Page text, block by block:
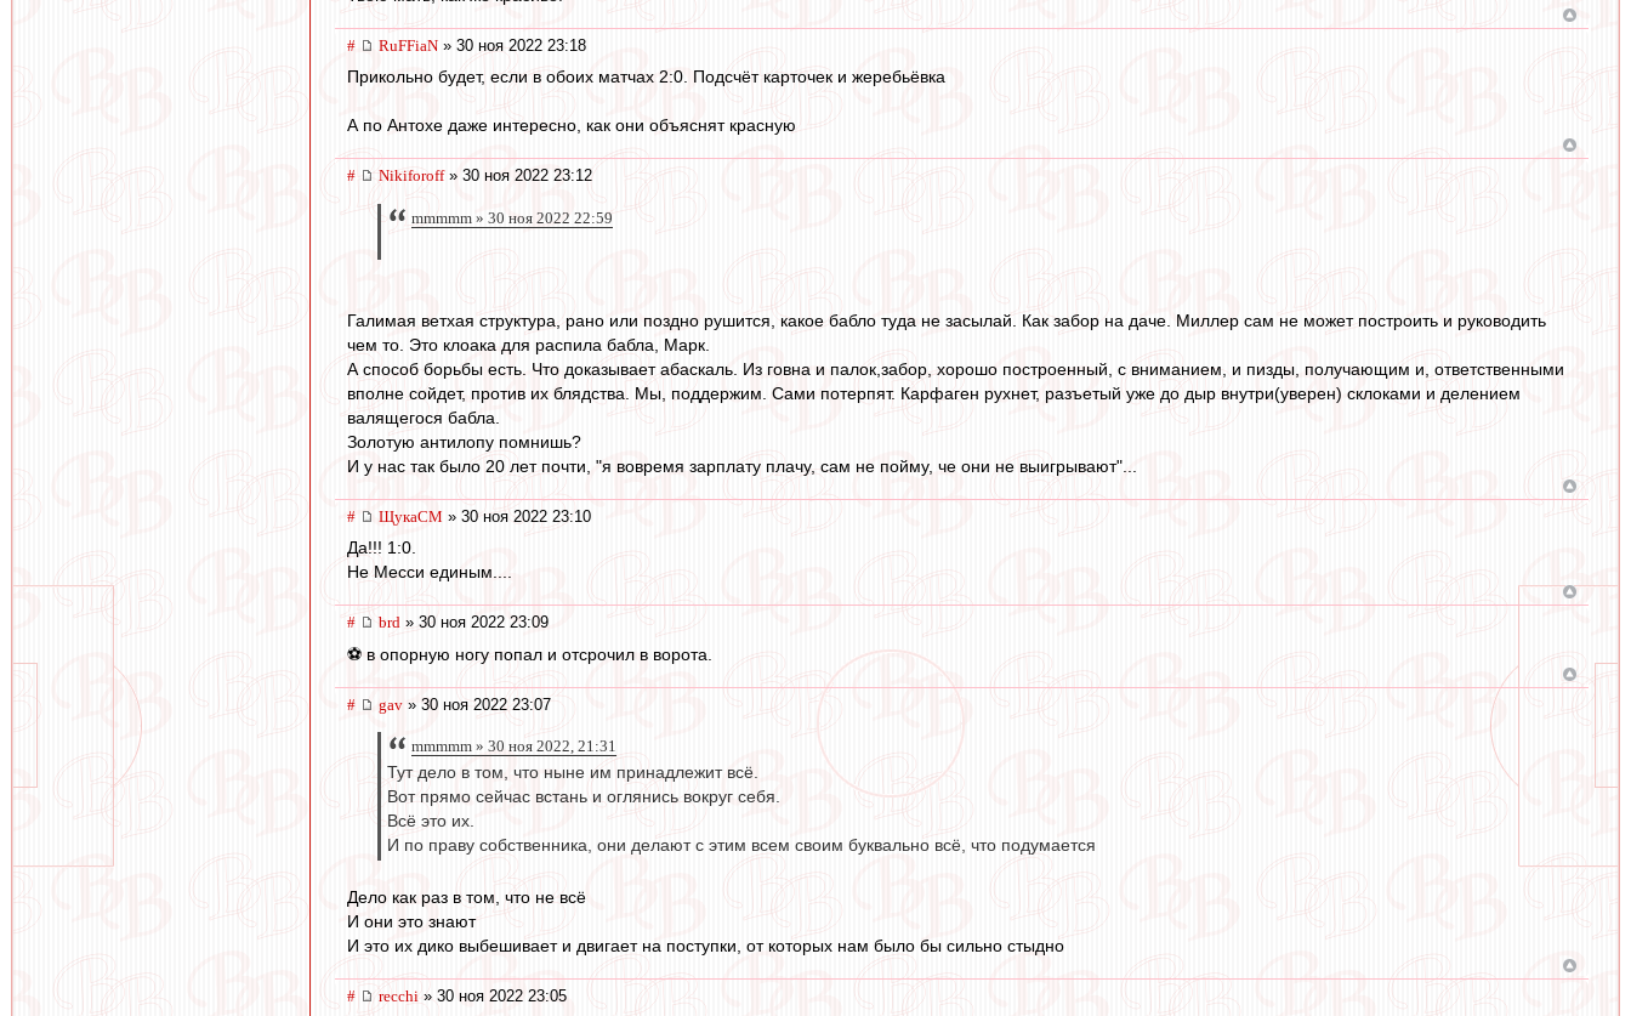
# RuFFiaN » 30 ноя 2022 23:18
Прикольно будет, если в обоих матчах 2:0. Подсчёт карточек и жеребьёвка
А по Антохе даже интересно, как они объяснят красную
# Nikiforoff» 30 ноя 2022 23:12
mmmmm » 30 ноя 2022 22:59
Галимая ветхая структура, рано или поздно рушится, какое бабло туда не засылай. Как забор на даче. Миллер сам не может построить и руководить
чем то. Это клоака для распила бабла, Марк.
А способ борьбы есть. Что доказывает абаскаль. Из говна и палок,забор, хорошо построенный, с вниманием, и пизды, получающим и, ответственными
вполне сойдет, против их блядства. Мы, поддержим. Сами потерпят. Карфаген рухнет, разъетый уже до дыр внутри(уверен) склоками и делением
валящегося бабла.
Золотую антилопу помнишь?
И у нас так было 20 лет почти, "я вовремя зарплату плачу, сам не пойму, че они не выигрывают"...
# ЩукаСМ » 30 ноя 2022 23:10
Да!!! 1:0.
Не Месси единым....
# brd » 30 ноя 2022 23:09
⚽ в опорную ногу попал и отсрочил в ворота.
# gav » 30 ноя 2022 23:07
mmmmm » 30 ноя 2022, 21:31
Тут дело в том, что ныне им принадлежит всё.
Вот прямо сейчас встань и оглянись вокруг себя.
Всё это их.
И по праву собственника, они делают с этим всем своим буквально всё, что подумается
Дело как раз в том, что не всё
И они это знают
И это их дико выбешивает и двигает на поступки, от которых нам было бы сильно стыдно
# recchi » 30 ноя 2022 23:05